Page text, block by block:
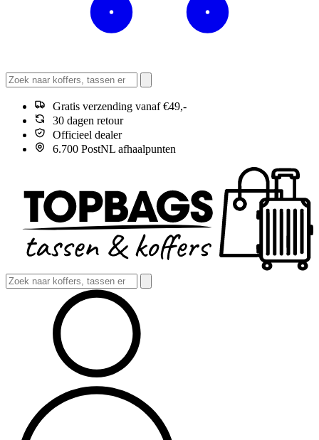
Gratis verzending vanaf €49,-
30 dagen retour
Officieel dealer
6.700 PostNL afhaalpunten